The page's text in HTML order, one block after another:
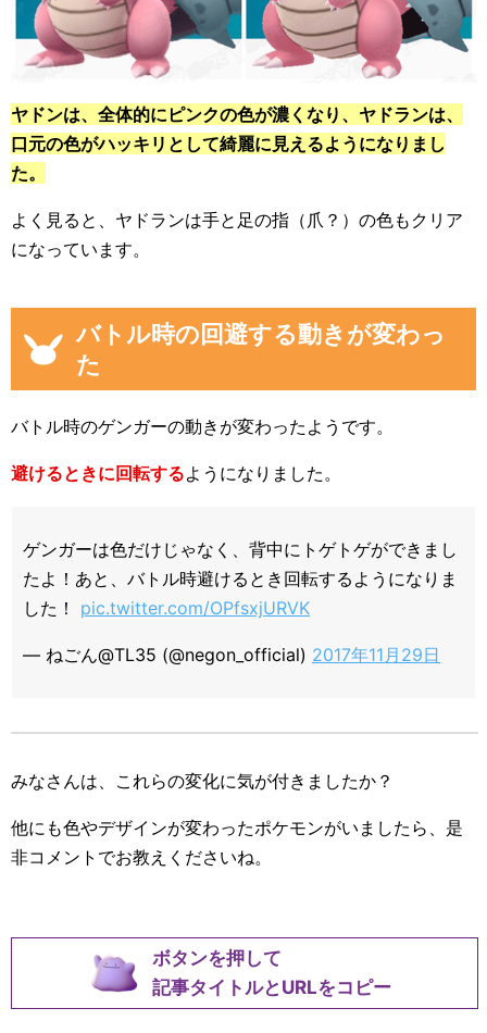
ヤドンは、全体的にピンクの色が濃くなり、ヤドランは、
口元の色がハッキリとして綺麗に見えるようになりまし
た。
よく見ると、ヤドランは手と足の指（爪？）の色もクリア
になっています。
バトル時の回避する動きが変わっ
た
バトル時のゲンガーの動きが変わったようです。
避けるときに回転するようになりました。
ゲンガーは色だけじゃなく、背中にトゲトゲができまし
たよ！あと、バトル時避けるとき回転するようになりま
した！ pic.twitter.com/OPfsxjURVK
— ねごん@TL35 (@negon_official) 2017年11月29日
みなさんは、これらの変化に気が付きましたか？
他にも色やデザインが変わったポケモンがいましたら、是
非コメントでお教えくださいね。
ボタンを押して
記事タイトルとURLをコピー